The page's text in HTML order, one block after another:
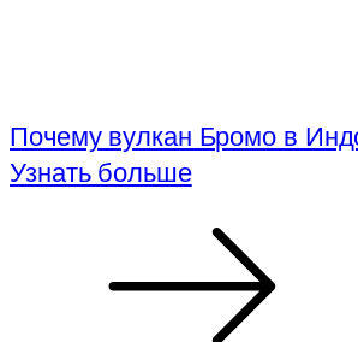
Почему вулкан Бромо в
Узнать больше